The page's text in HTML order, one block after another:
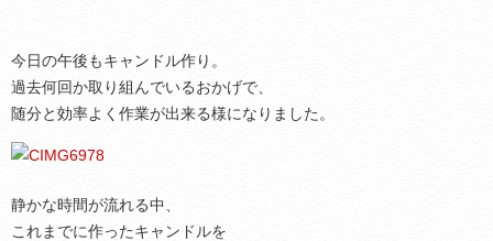
今日の午後もキャンドル作り。
過去何回か取り組んでいるおかげで、
随分と効率よく作業が出来る様になりました。
静かな時間が流れる中、
これまでに作ったキャンドルを